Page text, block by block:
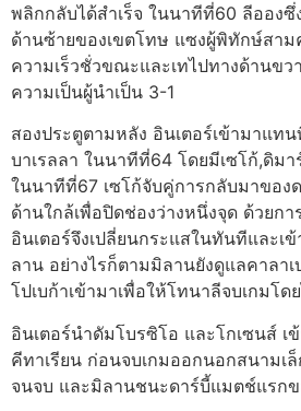
พลิกกลับได้สำเร็จ ในนาทีที่60 ลีออง
ด้านซ้ายของเขตโทษ แซงผู้พิทักษ์สาม
ความเร็วชั่วขณะและเทไปทางด้านขว
ความเป็นผู้นำเป็น 3-1
สองประตูตามหลัง อินเตอร์เข้ามาแท
บาเรลลา ในนาทีที่64 โดยมีเซโก้,ดิม
ในนาทีที่67 เซโก้จับคู่การกลับมาของ
ด้านใกล้เพื่อปิดช่องว่างหนึ่งจุด ด้วยกา
อินเตอร์จึงเปลี่ยนกระแสในทันทีและเ
ลาน อย่างไรก็ตามมิลานยังดูแลคาลา
โปเบก้าเข้ามาเพื่อให้โทนาลีจบเกมโด
อินเตอร์นำดัมโบรซิโอ และโกเซนส์ เ
คีทาเรียน ก่อนจบเกมออกนอกสนามเ
จนจบ และมิลานชนะดาร์บี้แมตช์แรก